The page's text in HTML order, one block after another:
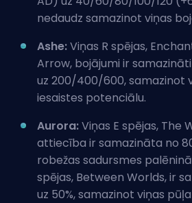
nedaudz samazinot viņas
Ashe:Viņas R spējas,
Arrow, bojājumi ir
uz 200/400/600, samazinot
iesaistes potenciālu.
Aurora:Viņas E spējas, The
attiecība ir samazināta no
robežas sadursmes
spējas, Between Worlds, ir
uz 50%, samazinot viņas